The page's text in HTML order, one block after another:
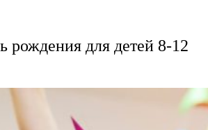
рождения для детей 8-12